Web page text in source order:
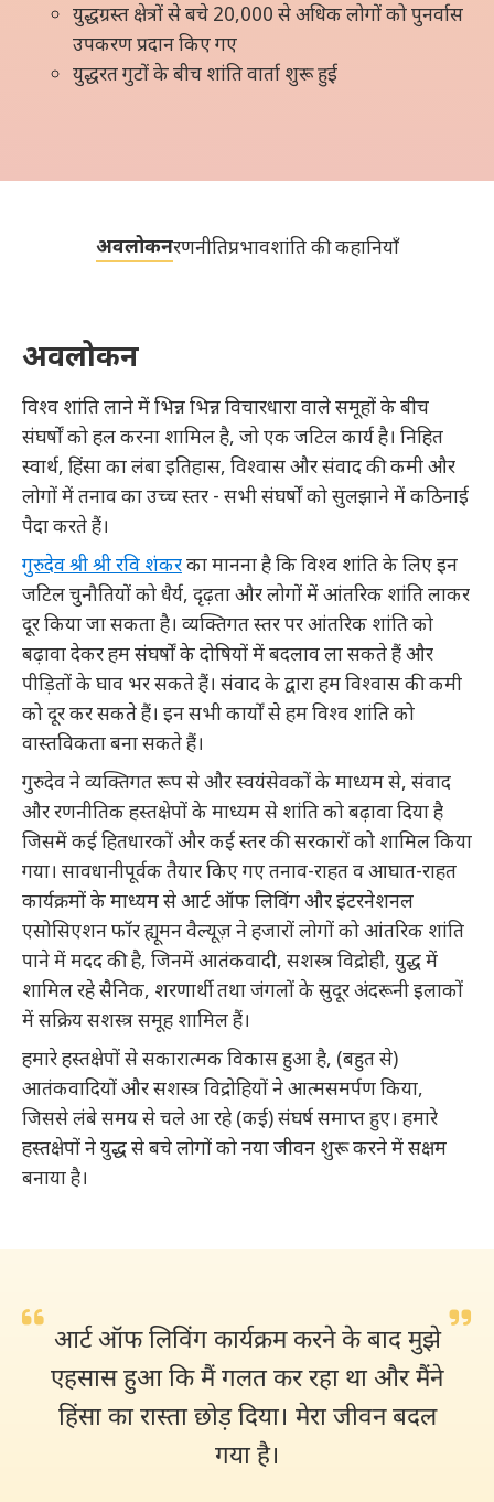
युद्धग्रस्त क्षेत्रों से बचे 20,000 से अधिक लोगों को पुनर्वास
उपकरण प्रदान किए गए
युद्धरत गुटों के बीच शांति वार्ता शुरू हुई
अवलोकनरणनीतिप्रभावशांति की कहानियाँ
अवलोकन
विश्व शांति लाने में भिन्न भिन्न विचारधारा वाले समूहों के बीच
संघर्षों को हल करना शामिल है, जो एक जटिल कार्य है। निहित
स्वार्थ, हिंसा का लंबा इतिहास, विश्वास और संवाद की कमी और
लोगों में तनाव का उच्च स्तर - सभी संघर्षों को सुलझाने में कठिनाई
पैदा करते हैं।
गुरुदेव श्री श्री रवि शंकरका मानना है कि विश्व शांति के लिए इन
जटिल चुनौतियों को धैर्य, दृढ़ता और लोगों में आंतरिक शांति लाकर
दूर किया जा सकता है। व्यक्तिगत स्तर पर आंतरिक शांति को
बढ़ावा देकर हम संघर्षों के दोषियों में बदलाव ला सकते हैं और
पीड़ितों के घाव भर सकते हैं। संवाद के द्वारा हम विश्वास की कमी
को दूर कर सकते हैं। इन सभी कार्यों से हम विश्व शांति को
वास्तविकता बना सकते हैं।
गुरुदेव ने व्यक्तिगत रूप से और स्वयंसेवकों के माध्यम से, संवाद
और रणनीतिक हस्तक्षेपों के माध्यम से शांति को बढ़ावा दिया है
जिसमें कई हितधारकों और कई स्तर की सरकारों को शामिल किया
गया। सावधानीपूर्वक तैयार किए गए तनाव-राहत व आघात-राहत
कार्यक्रमों के माध्यम से आर्ट ऑफ लिविंग और इंटरनेशनल
एसोसिएशन फॉर ह्यूमन वैल्यूज़ ने हजारों लोगों को आंतरिक शांति
पाने में मदद की है, जिनमें आतंकवादी, सशस्त्र विद्रोही, युद्ध में
शामिल रहे सैनिक, शरणार्थी तथा जंगलों के सुदूर अंदरूनी इलाकों
में सक्रिय सशस्त्र समूह शामिल हैं।
हमारे हस्तक्षेपों से सकारात्मक विकास हुआ है, (बहुत से)
आतंकवादियों और सशस्त्र विद्रोहियों ने आत्मसमर्पण किया,
जिससे लंबे समय से चले आ रहे (कई) संघर्ष समाप्त हुए। हमारे
हस्तक्षेपों ने युद्ध से बचे लोगों को नया जीवन शुरू करने में सक्षम
बनाया है।
आर्ट ऑफ लिविंग कार्यक्रम करने के बाद मुझे
एहसास हुआ कि मैं गलत कर रहा था और मैंने
हिंसा का रास्ता छोड़ दिया। मेरा जीवन बदल
गया है।